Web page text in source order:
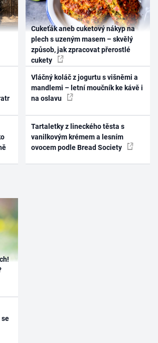
Cukeťák aneb cuketový nákyp na
plech s uzeným masem – skvělý
způsob, jak zpracovat přerostlé
cukety
Vláčný koláč z jogurtu s višněmi a
mandlemi – letní moučník ke kávě i
na oslavu
Tartaletky z lineckého těsta s
vanilkovým krémem a lesním
ovocem podle Bread Society
se